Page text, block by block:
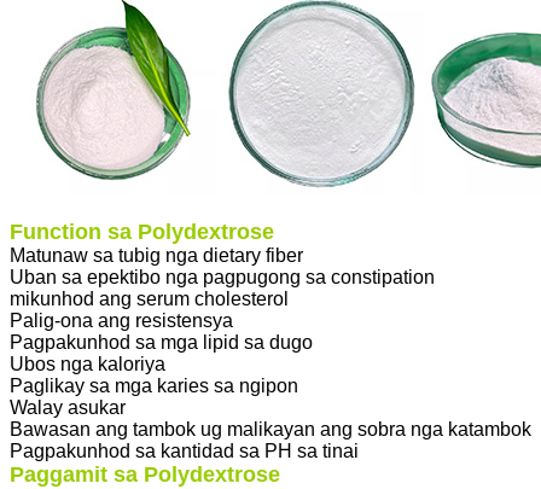
Function sa Polydextrose
Matunaw sa tubig nga dietary fiber
Uban sa epektibo nga pagpugong sa constipation
mikunhod ang serum cholesterol
Palig-ona ang resistensya
Pagpakunhod sa mga lipid sa dugo
Ubos nga kaloriya
Paglikay sa mga karies sa ngipon
Walay asukar
Bawasan ang tambok ug malikayan ang sobra nga katambok
Pagpakunhod sa kantidad sa PH sa tinai
Paggamit sa Polydextrose